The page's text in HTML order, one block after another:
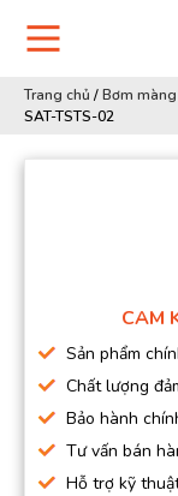
Trang chủ /Bơm
SAT-TSTS-02
CAM
Sản phẩm
Chất lượng
Bảo hành
Tư vấn bán
Hỗ trợ kỹ